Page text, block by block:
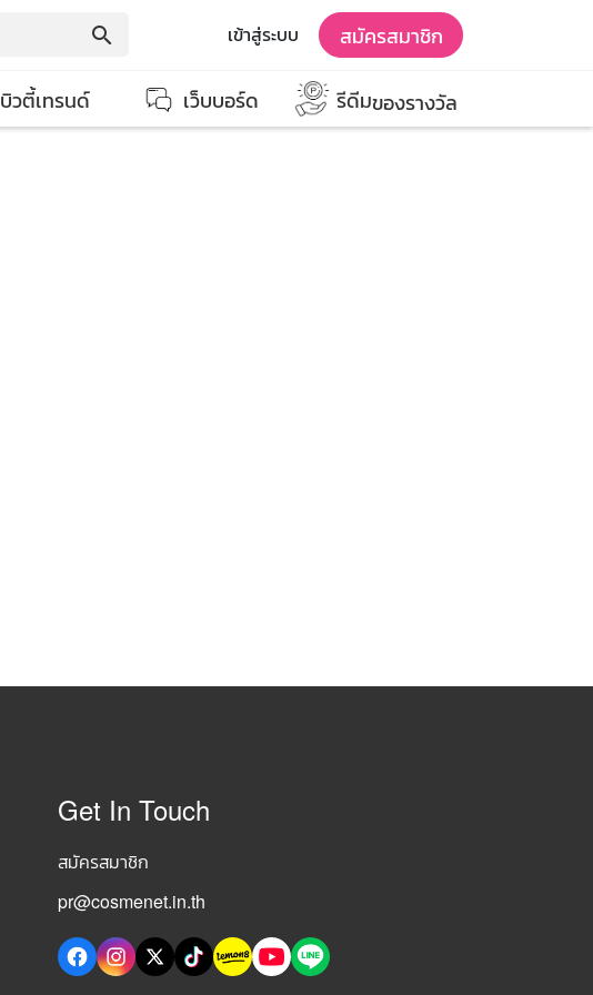
search เข้าสู่ระบบ สมัครสมาชิก
บิวตี้เทรนด์ เว็บบอร์ด รีดีมของรางวัล
Get In Touch
สมัครสมาชิก
pr@cosmenet.in.th